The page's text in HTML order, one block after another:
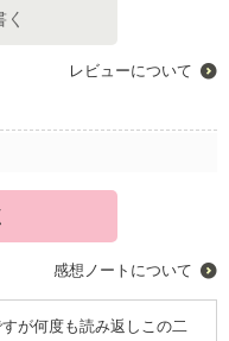
レビューについて
感想ノートについて
が何度も読み返しこの二